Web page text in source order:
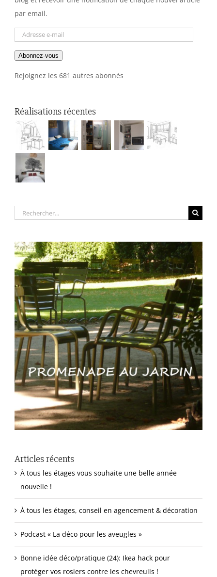
par email.
Adresse
mail
Abonnez-vous
Rejoignez les 681 autres abonnés
Réalisations récentes
Rechercher:
Articles récents
À tous les étages vous souhaite une belle année
nouvelle !
À tous les étages, conseil en agencement & décoration
Podcast « La déco pour les aveugles »
Bonne idée déco/pratique (24): Ikea hack pour
protéger vos rosiers contre les chevreuils !